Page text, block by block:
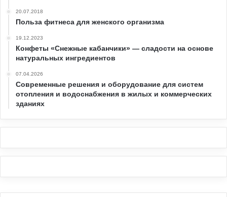
20.07.2018
Польза фитнеса для женского организма
19.12.2023
Конфеты «Снежные кабанчики» — сладости на основе
натуральных ингредиентов
07.04.2026
Современные решения и оборудование для систем
отопления и водоснабжения в жилых и коммерческих
зданиях